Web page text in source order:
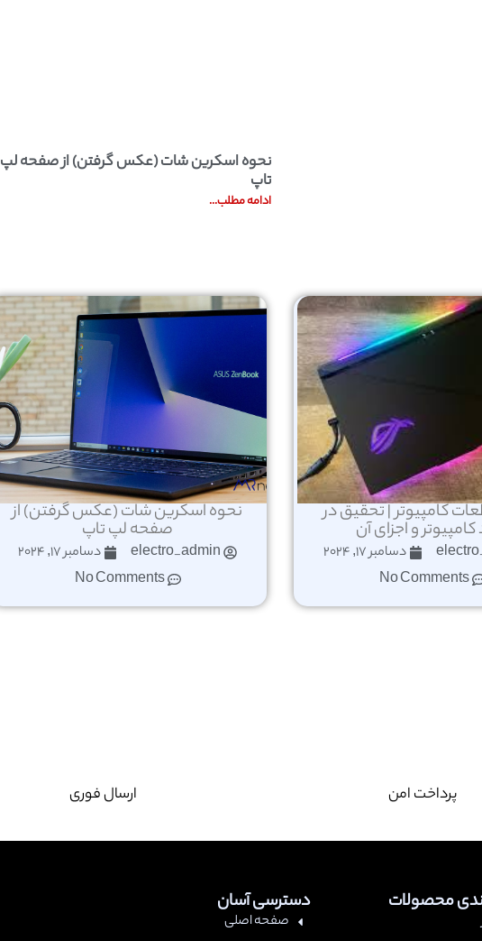
نحوه اسکرین شات (عکس گرفتن) از صفحه لپ
تاپ
ادامه مطلب...
کامپیوتر | تحقیق در
و اجزای آن
دسامبر 17, 2024
No Comments
نحوه اسکرین شات (عکس گرفتن) از
صفحه لپ تاپ
electro_admin
دسامبر 17, 2024
No Comments
پرداخت امن ارسال فوری
دسترسی آسان
صفحه اصلی
محصولات